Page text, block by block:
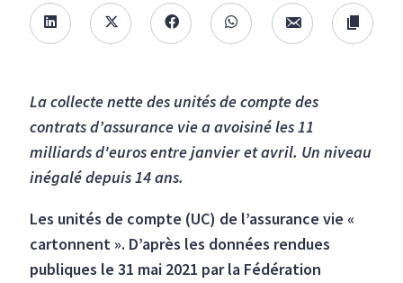
La collecte nette des unités de compte des
contrats d’assurance vie a avoisiné les 11
milliards d'euros entre janvier et avril. Un niveau
inégalé depuis 14 ans.
Les unités de compte (UC) de l’assurance vie «
cartonnent ». D’après les données rendues
publiques le 31 mai 2021 par la Fédération